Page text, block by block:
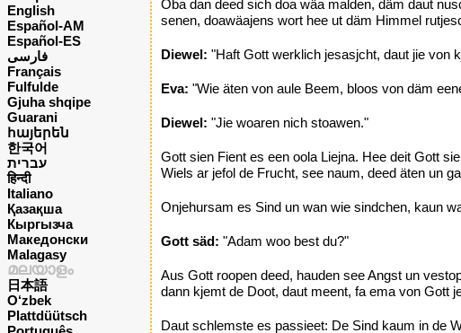
English
Español-AM
Español-ES
فارسی
Français
Fulfulde
Gjuha shqipe
Guarani
հայերեն
한국어
עברית
हिन्दी
Italiano
Қазақша
Кыргызча
Македонски
Malagasy
മലയാളം
日本語
O‘zbek
Plattdüütsch
Oba dan deed sich doa wäa malden, däm daut
senen, doawäajens wort hee ut däm Himmel
Diewel: "Haft Gott werklich jesasjcht, daut jie von
Eva: "Wie äten von aule Beem, bloos von däm
Diewel: "Jie woaren nich stoawen."
Gott sien Fient es een oola Liejna. Hee deit Gott
Wiels ar jefol de Frucht, see naum, deed äten un
Onjehursam es Sind un wan wie sindchen, kaun
Gott säd: "Adam woo best du?"
Aus Gott roopen deed, hauden see Angst un
dann kjemt de Doot, daut meent, fa ema von Gott
Daut schlemste es passieet: De Sind kaum in de